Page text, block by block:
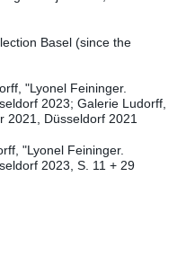
Basel (since the
"Lyonel Feininger.
2023 Galerie Ludorff,
2021, Düsseldorf 2021
"Lyonel Feininger.
2023, S. 11 + 29